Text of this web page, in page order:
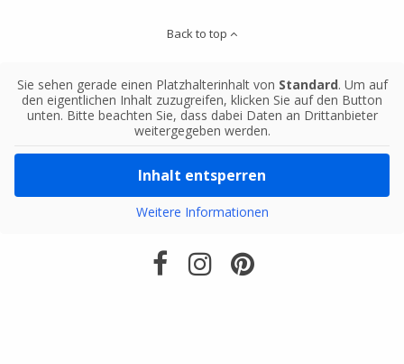
Back to top
Sie sehen gerade einen Platzhalterinhalt von Standard. Um auf
den eigentlichen Inhalt zuzugreifen, klicken Sie auf den Button
unten. Bitte beachten Sie, dass dabei Daten an Drittanbieter
weitergegeben werden.
Inhalt entsperren
Weitere Informationen